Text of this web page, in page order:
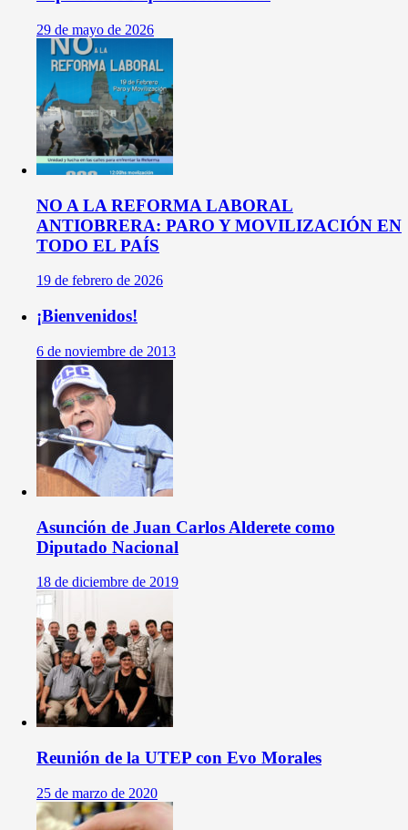
29 de mayo de 2026
NO A LA REFORMA LABORAL
ANTIOBRERA: PARO Y MOVILIZACIÓN EN
TODO EL PAÍS
19 de febrero de 2026
¡Bienvenidos!
6 de noviembre de 2013
Asunción de Juan Carlos Alderete como
Diputado Nacional
18 de diciembre de 2019
Reunión de la UTEP con Evo Morales
25 de marzo de 2020